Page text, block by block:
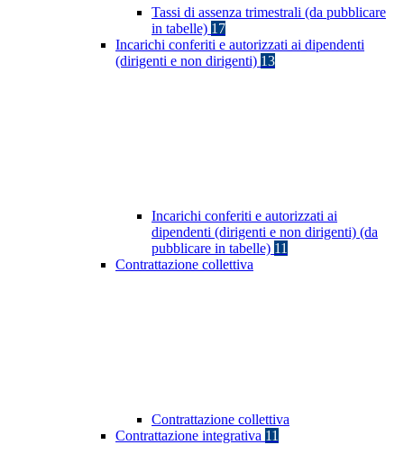
Tassi di assenza trimestrali (da pubblicare
in tabelle) 17
Incarichi conferiti e autorizzati ai dipendenti
(dirigenti e non dirigenti) 13
Incarichi conferiti e autorizzati ai
dipendenti (dirigenti e non dirigenti) (da
pubblicare in tabelle) 11
Contrattazione collettiva
Contrattazione collettiva
Contrattazione integrativa 11